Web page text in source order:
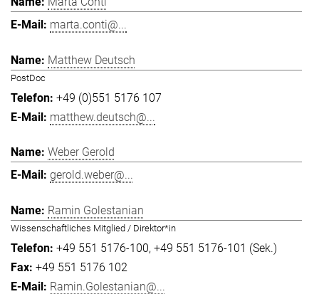
marta.conti@...
Matthew Deutsch
PostDoc
+49 (0)551 5176 107
matthew.deutsch@...
Weber Gerold
gerold.weber@...
Ramin Golestanian
Wissenschaftliches Mitglied / Direktor*in
+49 551 5176-100 +49 551 5176-101 (Sek.)
+49 551 5176 102
Ramin.Golestanian@...